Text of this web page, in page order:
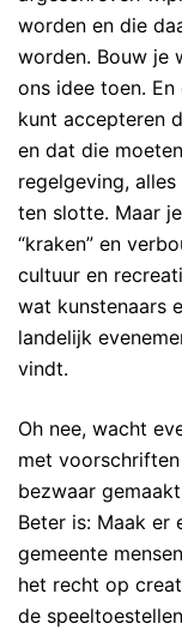
worden en die
worden. Bouw je
ons idee toen.
kunt accepteren
en dat die
regelgeving,
ten slotte. Maar
“kraken” en
cultuur en
wat kunstenaars
landelijk
vindt.
Oh nee, wacht
met
bezwaar
Beter is: Maak er
gemeente
het recht op
de